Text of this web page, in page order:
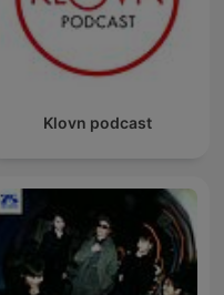
Klovn podcast